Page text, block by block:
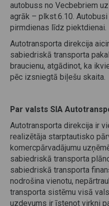
autobuss no Vecbebriem
agrāk – plkst.6.10.
pirmdienas līdz piektdienai.
Autotransporta direkcija
sabiedriskā transporta
braucienu, atgādinot, ka
pēc izsniegtā biļešu skaita.
Par valsts SIA
Autotransporta direkcija ir
realizētāja starptautisko
komercpārvadājumu
sabiedriskā transporta
sabiedriskā transporta
nodrošina vienotu,
transporta sistēmu visā
uzdevums ir īstenot virkni